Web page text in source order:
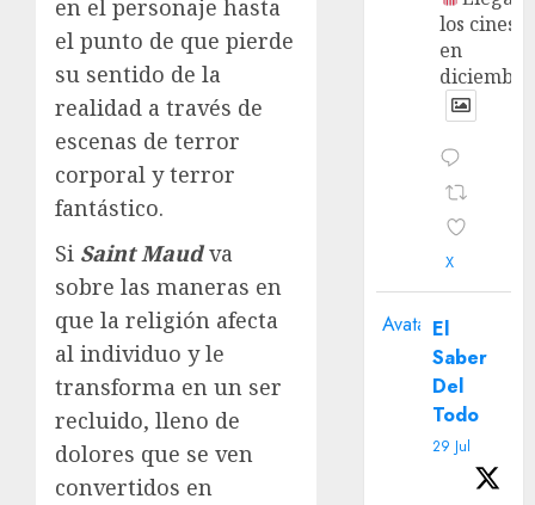
en el personaje hasta
el punto de que pierde
su sentido de la
realidad a través de
escenas de terror
corporal y terror
fantástico.
Si Saint Maudva
sobre las maneras en
que la religión afecta
al individuo y le
transforma en un ser
recluido, lleno de
dolores que se ven
convertidos en
los cines
en
X
Avatar El
Saber
Del
Todo
29 Jul